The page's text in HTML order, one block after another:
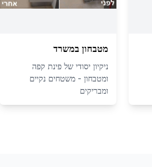
מטבחון במשרד
ניקיון יסודי של פינת קפה
ומטבחון - משטחים נקיים
ומבריקים